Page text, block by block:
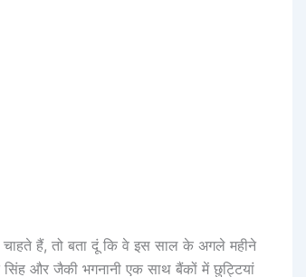
हैं, तो बता दूं कि वे इस साल के अगले महीने
और जैकी भगनानी एक साथ बैंकों में छुट्टियां